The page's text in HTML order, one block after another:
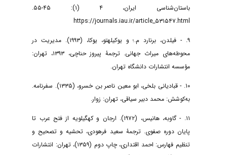
باستان‌شناسی ایران، ۴ (۱): ۴۵-۵۵.
https://journals.iau.ir/article_۵۳۱۵۴۷.html
۹. - فیلدن، برنارد م.؛ و یوکیلهتو، یوکا، (۱۹۹۳). مدیریت در
محوطه‌های میراث جهانی. ترجمۀ پیروز حناچی، ۱۳۹۳، تهران:
مؤسسه انتشارات دانشگاه تهران.
۱۰. - قبادیانی بلخی، ابو معین ناصر بن خسرو، (۱۳۳۵). سفرنامه.
به‌کوشش: محمد دبیر سیاقی، تهران: زوار.
۱۱. - گاوبه، هانیس، (۱۹۷۲). ارجان و کهگیلویه از فتح عرب تا
پایان دوره صفوی. ترجمۀ سعید فرهودی، تحشیه و تصحیح و
تنظیم فهارس: احمد اقتداری، چاپ دوم (۱۳۵۹)، تهران: انتشارات